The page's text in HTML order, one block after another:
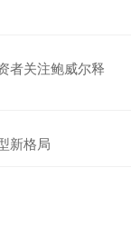
者关注鲍威尔释
新格局